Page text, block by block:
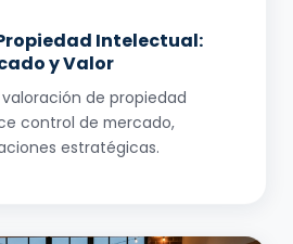
Intelectual:
y Valor
de propiedad
control de mercado,
estratégicas.